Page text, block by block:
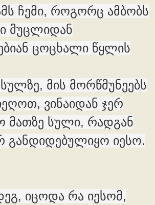
ჩემი, როგორც ამბობს
მუცლიდან
ცოცხალი წყლის
მის მორწმუნეებს
ვინაიდან ჯერ
მათზე სული, რადგან
განდიდებულიყო იესო.
იცოდა რა იესომ,